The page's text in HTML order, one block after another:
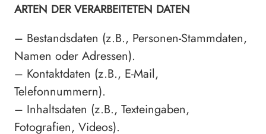
ARTEN DER VERARBEITETEN DATEN
– Bestandsdaten (z.B., Personen-Stammdaten,
Namen oder Adressen).
– Kontaktdaten (z.B., E-Mail,
Telefonnummern).
– Inhaltsdaten (z.B., Texteingaben,
Fotografien, Videos).